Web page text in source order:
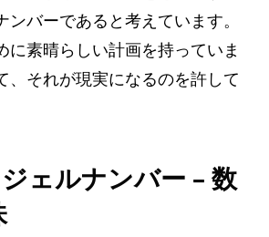
バーであると考えています。
に素晴らしい計画を持っていま
、それが現実になるのを許して
ェルナンバー – 数